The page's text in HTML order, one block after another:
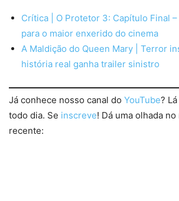
Crítica | O Protetor 3: Capítulo Final
para o maior enxerido do cinema
A Maldição do Queen Mary | Terror
história real ganha trailer sinistro
Já conhece nosso canal do YouTube?
todo dia. Se inscreve! Dá uma olhada
recente: